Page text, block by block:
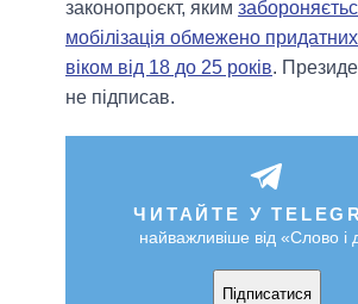
законопроєкт, яким
мобілізація обмежено придатних
віком від 18 до 25 років.
не підписав.
ЧИТАЙТЕ У
найважливіше від «Слово і
Підписатися